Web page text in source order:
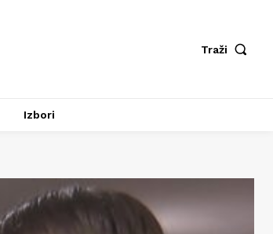
Traži
Izbori